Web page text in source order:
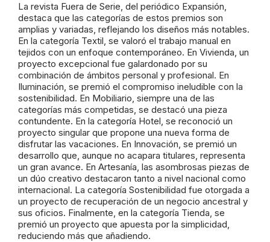
La revista Fuera de Serie, del periódico Expansión,
destaca que las categorías de estos premios son
amplias y variadas, reflejando los diseños más notables.
En la categoría Textil, se valoró el trabajo manual en
tejidos con un enfoque contemporáneo. En Vivienda, un
proyecto excepcional fue galardonado por su
combinación de ámbitos personal y profesional. En
Iluminación, se premió el compromiso ineludible con la
sostenibilidad. En Mobiliario, siempre una de las
categorías más competidas, se destacó una pieza
contundente. En la categoría Hotel, se reconoció un
proyecto singular que propone una nueva forma de
disfrutar las vacaciones. En Innovación, se premió un
desarrollo que, aunque no acapara titulares, representa
un gran avance. En Artesanía, las asombrosas piezas de
un dúo creativo destacaron tanto a nivel nacional como
internacional. La categoría Sostenibilidad fue otorgada a
un proyecto de recuperación de un negocio ancestral y
sus oficios. Finalmente, en la categoría Tienda, se
premió un proyecto que apuesta por la simplicidad,
reduciendo más que añadiendo.